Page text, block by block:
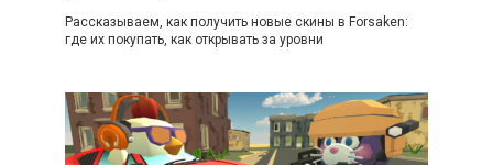
Рассказываем, как получить новые скины в Forsaken:
где их покупать, как открывать за уровни